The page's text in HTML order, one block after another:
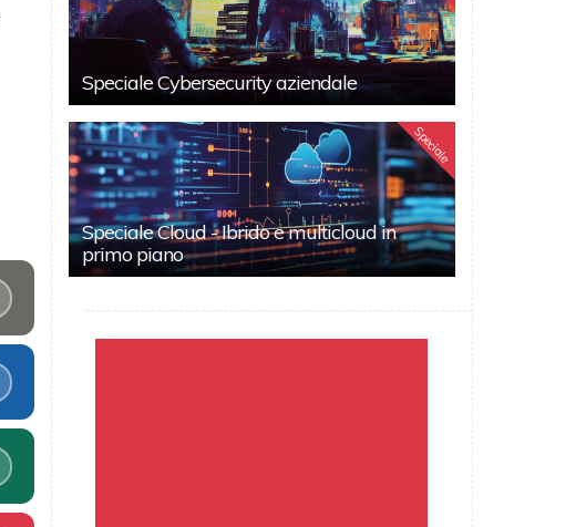
Speciale Cybersecurity aziendale
Speciale
Speciale Cloud - Ibrido e multicloud in
primo piano